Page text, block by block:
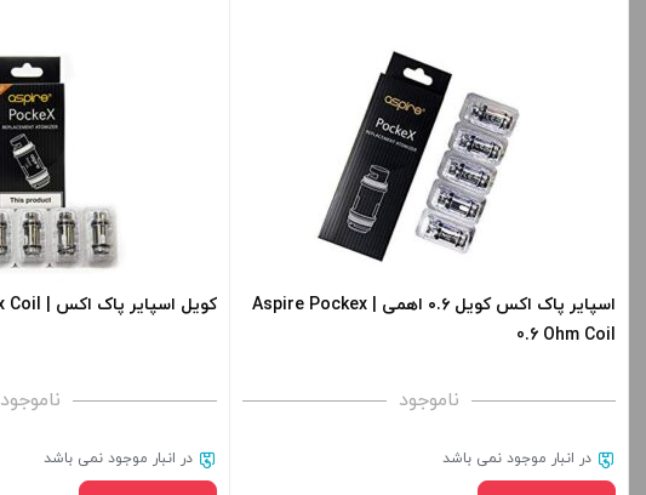
اسپایر پاک اکس کویل ۰.۶ اهمی | Aspire Pockex
0.6 Ohm Coil
ناموجود
در انبار موجود نمی باشد
کویل اسپایر پاک اکس | Aspire Pockex Coil
ناموجود
در انبار موجود نمی باشد